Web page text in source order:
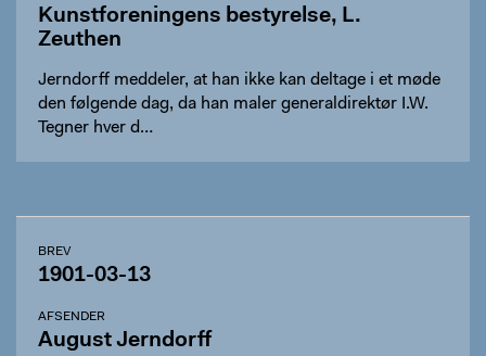
Kunstforeningens bestyrelse, L.
Zeuthen
Jerndorff meddeler, at han ikke kan deltage i et møde
den følgende dag, da han maler generaldirektør I.W.
Tegner hver d…
BREV
1901-03-13
AFSENDER
August Jerndorff